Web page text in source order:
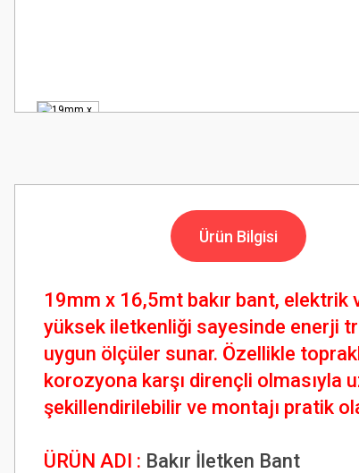
Ürün Bilgisi
19mm x 16,5mt bakır bant, elektrik
yüksek iletkenliği sayesinde enerji
uygun ölçüler sunar. Özellikle
korozyona karşı dirençli olmasıyla
şekillendirilebilir ve montajı pratik
ÜRÜN ADI : Bakır İletken Bant